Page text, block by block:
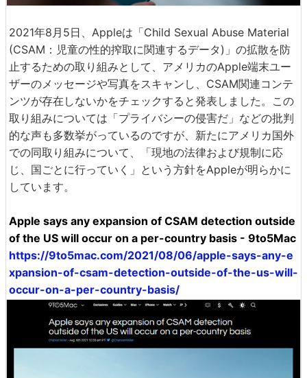
2021年8月5日、Appleは「Child Sexual Abuse Material
(CSAM：児童の性的搾取に関連するデータ)」の拡散を防
止するための取り組みとして、アメリカのApple端末ユー
ザーのメッセージや写真をスキャンし、CSAM関連コンテ
ンツが存在しないかをチェックすると発表しました。この
取り組みについては「プライバシーの侵害だ」などの批判
的な声も多数挙がっているのですが、新たにアメリカ国外
での同取り組みについて、「現地の法律および規制に応
じ、国ごとに行っていく」という方針をAppleが明らかに
しています。
Apple says any expansion of CSAM detection outside
of the US will occur on a per-country basis - 9to5Mac
https://9to5mac.com/2021/08/06/apple-says-any-e
xpansion-of-csam-detection-outside-of-the-us-will-
occur-on-a-per-country-basis/